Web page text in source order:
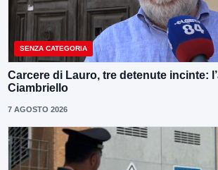
SENZA CATEGORIA
Carcere di Lauro, tre detenute incinte:
Ciambriello
7 AGOSTO 2026